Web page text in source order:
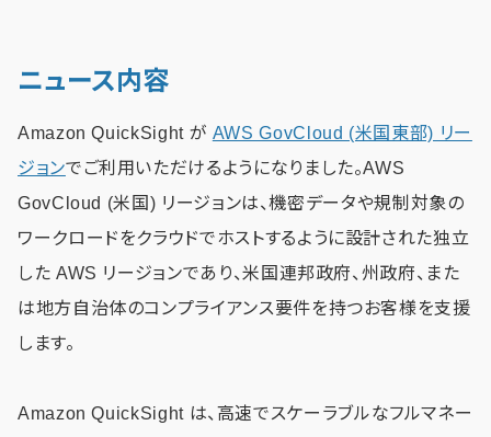
ニュース内容
Amazon QuickSight が AWS GovCloud (米国東部) リー
ジョンでご利用いただけるようになりました。AWS
GovCloud (米国) リージョンは、機密データや規制対象の
ワークロードをクラウドでホストするように設計された独立
した AWS リージョンであり、米国連邦政府、州政府、また
は地方自治体のコンプライアンス要件を持つお客様を支援
します。
Amazon QuickSight は、高速でスケーラブルなフルマネー